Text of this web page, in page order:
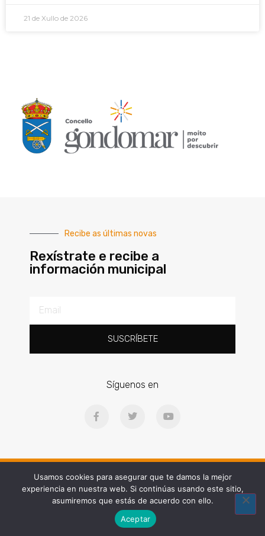
21 de Xullo de 2026
Recibe as últimas novas
Rexístrate e recibe a
información municipal
SUSCRÍBETE
Síguenos en
Ⓒ2025 | Concello de Gondomar | Praza Doctor Latino Salgueiro, 1, 36380
Web diseñada por People and Brand
Algúns dereitos reservados © 2025
Usamos cookies para asegurar que te damos la mejor
experiencia en nuestra web. Si continúas usando este sitio,
asumiremos que estás de acuerdo con ello.
Aceptar